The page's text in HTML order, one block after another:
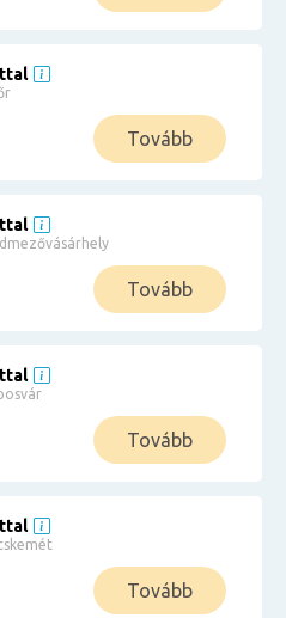
Tovább
Tovább
Tovább
Tovább